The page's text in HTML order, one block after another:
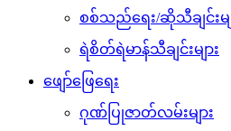
စစ်သည်ရေး/ဆိုသီချင်းမျ
ရဲစိတ်ရဲမာန်သီချင်းများ
ဖျော်ဖြေရေး
ဂုဏ်ပြုဇာတ်လမ်းများ